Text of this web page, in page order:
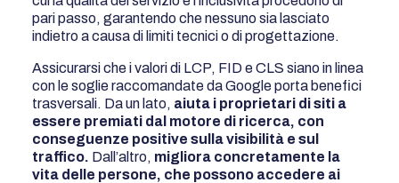
pari passo, garantendo che nessuno sia lasciato
indietro a causa di limiti tecnici o di progettazione.
Assicurarsi che i valori di LCP, FID e CLS siano in linea
con le soglie raccomandate da Google porta benefici
trasversali. Da un lato, aiuta i proprietari di siti a
essere premiati dal motore di ricerca, con
conseguenze positive sulla visibilità e sul
traffico. Dall’altro, migliora concretamente la
vita delle persone, che possono accedere ai